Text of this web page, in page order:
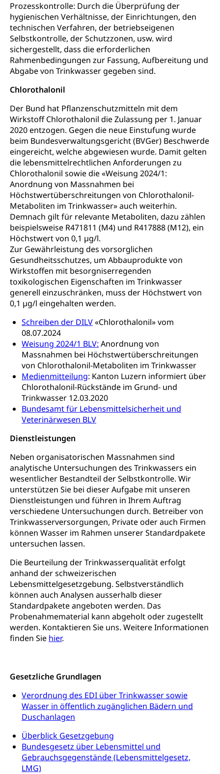
Prozesskontrolle: Durch die Überprüfung der
hygienischen Verhältnisse, der Einrichtungen, den
technischen Verfahren, der betriebseigenen
Selbstkontrolle, der Schutzzonen, usw. wird
sichergestellt, dass die erforderlichen
Rahmenbedingungen zur Fassung, Aufbereitung und
Abgabe von Trinkwasser gegeben sind.
Chlorothalonil
Der Bund hat Pflanzenschutzmitteln mit dem
Wirkstoff Chlorothalonil die Zulassung per 1. Januar
2020 entzogen. Gegen die neue Einstufung wurde
beim Bundesverwaltungsgericht (BVGer) Beschwerde
eingereicht, welche abgewiesen wurde. Damit gelten
die lebensmittelrechtlichen Anforderungen zu
Chlorothalonil sowie die «Weisung 2024/1:
Anordnung von Massnahmen bei
Höchstwertüberschreitungen von Chlorothalonil-
Metaboliten im Trinkwasser» auch weiterhin.
Demnach gilt für relevante Metaboliten, dazu zählen
beispielsweise R471811 (M4) und R417888 (M12), ein
Höchstwert von 0,1 µg/l.
Zur Gewährleistung des vorsorglichen
Gesundheitsschutzes, um Abbauprodukte von
Wirkstoffen mit besorgniserregenden
toxikologischen Eigenschaften im Trinkwasser
generell einzuschränken, muss der Höchstwert von
0,1 µg/l eingehalten werden.
Schreiben der DILV«Chlorothalonil» vom
08.07.2024
Weisung 2024/1 BLV: Anordnung von
Massnahmen bei Höchstwertüberschreitungen
von Chlorothalonil-Metaboliten im Trinkwasser
Medienmitteilung: Kanton Luzern informiert über
Chlorothalonil-Rückstände im Grund- und
Trinkwasser 12.03.2020
Bundesamt für Lebensmittelsicherheit und
Veterinärwesen BLV
Dienstleistungen
Neben organisatorischen Massnahmen sind
analytische Untersuchungen des Trinkwassers ein
wesentlicher Bestandteil der Selbstkontrolle. Wir
unterstützen Sie bei dieser Aufgabe mit unseren
Dienstleistungen und führen in Ihrem Auftrag
verschiedene Untersuchungen durch. Betreiber von
Trinkwasserversorgungen, Private oder auch Firmen
können Wasser im Rahmen unserer Standardpakete
untersuchen lassen.
Die Beurteilung der Trinkwasserqualität erfolgt
anhand der schweizerischen
Lebensmittelgesetzgebung. Selbstverständlich
können auch Analysen ausserhalb dieser
Standardpakete angeboten werden. Das
Probenahmematerial kann abgeholt oder zugestellt
werden. Kontaktieren Sie uns. Weitere Informationen
finden Sie hier.
Gesetzliche Grundlagen
Verordnung des EDI über Trinkwasser sowie
Wasser in öffentlich zugänglichen Bädern und
Duschanlagen
Überblick Gesetzgebung
Bundesgesetz über Lebensmittel und
Gebrauchsgegenstände (Lebensmittelgesetz,
LMG)
Jugend+Sport
Freiwilliger Schulsport
Sportförderung
Tierschutz
Hobbytierhaltung und Bienen
Veterinärdienst
Wildtiere
Hunde
Todesfall
Bestattung, Beerdigung, Testament, Erbrecht,
Erbschaft, Todesschein, Todesanzeige,
Zivilstandsamt, Erben, Erbenliste
Ärztliche Todesbescheinigung
Sicherheit
Armee
Militär, Militärdienst, Militärdienstpflicht,
Wehrpflicht, Berufssoldat, Militärdienstverweigerer,
Dienstverweigerer, Militärdienstverweigerung,
Wehrpflichtersatz, Wehrpflichtersatzabgabe
Militär
Schweizer Armee
Erwerbsausfallentschädigung (WAS Luzern)
Bevölkerungsschutz
Katastrophenschutz, Katastrophenhilfe, Polizei,
Feuerwehr, Gesundheitswesen, technische Betriebe,
Alarmierung, Sirenentest
Kantonaler Führungsstab
Polizei
Ordnungskräfte, Sicherheit, öffentliche Ordnung
Polizei
Versorgung
Vorratshaltung, Vorrat
Waffenerwerbsschein, Waffenschein, Waffenbüro,
Waffentragen, Selbstverteidigung
Waffen, Sprengstoffe und Pyrotechnik
Zivildienst
Militärdienst
Bundesamt für Zivildienst ZIVI
Erwerbsausfallentschädigung (WAS Luzern)
Zivilschutz
Schutzdienstpflicht, Schutzraum,
Schutzraumbaupflicht
Staat und Recht
Gleichstellung von Frau und Mann
Diskriminierung, Gleichstellungsbüro, Mobbing
Gleichstellung aller Geschlechter und
Lebensformen
Gleichstellung Menschen mit
Behinderungen
Schlichtungsbehörde Gleichstellung
Zivilverfahren
Zivilrecht, Zivilrechtspflege, Gerichtsverfahren
Bezirksgerichte: Aufgaben und Verfahren
Kosten im Zivilprozess
Betreibung und Konkurs
Bankrott, Schulden, Zahlungsunfähigkeit, Pfändung
Schulden (gruezi.lu.ch)
Betreibungsämter
Demokratie
Regierungsform, Stimm- und Wahlrecht,
Stimmrecht, Abstimmungen, Wahlen, politische
Parteien, Grundfreiheiten, Pluralismus
Finanzausgleich, Einkommenssteuer, Kopfsteuer,
Verrechnungssteuer, Quellensteuer,
Grundstückgewinnsteuer, Liegenschaftssteuer,
Handänderungssteuer, Grundsteuer, Kirchensteuer,
Gewerbesteuer, Vergnügungssteuer,
Reklameplakatsteuer, Verkehrssteuer,
Erbschaftssteuer, Schenkungssteuer, Gewinn- und
Kapitalsteuer